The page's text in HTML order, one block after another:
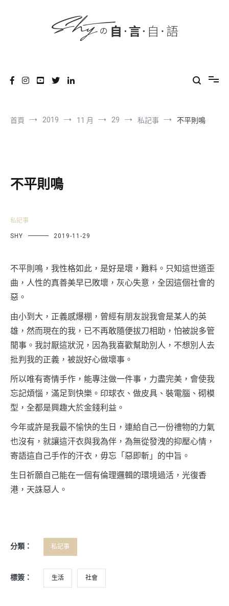
首頁 2019 11 月 29 私記事 不平則鳴
不平則鳴
私記事
SHY 2019-11-29
不平則鳴，我性格如此，是好是壞，難料。只知這世道歪
曲，人性的真善美早已敗壞，灰心失意，全因這個社會的
惡。
由小到大，正義感爆棚，曾經有朋友說我會是某人的英
雄，然而現在的我，已不再敢隨便拔刀相助，怕被說多管
閒事。我討厭這狀況，因為我喜歡幫助別人，不想別人去
批判我的正義，被說好心做壞事。
所以唯有寄情手作，能專注做一件事，力盡完美，會使我
忘記煩惱，滿足到快樂。印球衣、做皮具、裝電腦、砌模
型，全都是興趣大於金錢利益。
今年或許是我最不愉快的生日，連給自己一份禮物的力氣
也沒有，就讓這汗衣與我為伴，為無從發洩的抑壓心情，
寄語這自己手作的汗衣，毋忘「惡即斬」的中旨。
生日祈願自己能在一個有倫理邏輯的環境過活，光復香
港，天誅惡人。
分類： 私記事
標簽： 生活 社會